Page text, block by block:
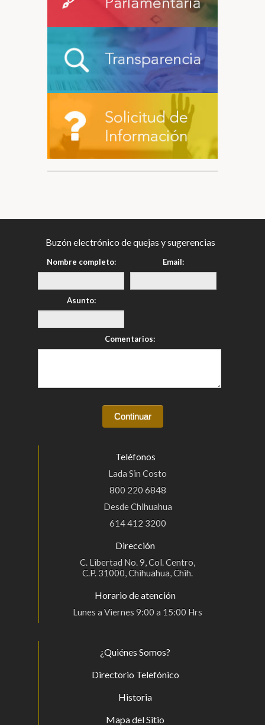
Buzón electrónico de quejas y sugerencias
Nombre completo: Email:
Asunto:
Comentarios:
Teléfonos
Lada Sin Costo
800 220 6848
Desde Chihuahua
614 412 3200
Dirección
C. Libertad No. 9, Col. Centro,
C.P. 31000, Chihuahua, Chih.
Horario de atención
Lunes a Viernes 9:00 a 15:00 Hrs
¿Quiénes Somos?
Directorio Telefónico
Historia
Mapa del Sitio